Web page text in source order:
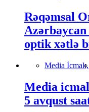
Rəqəmsal
optik xətlə
Media İcmalı,
Media
5 avqust